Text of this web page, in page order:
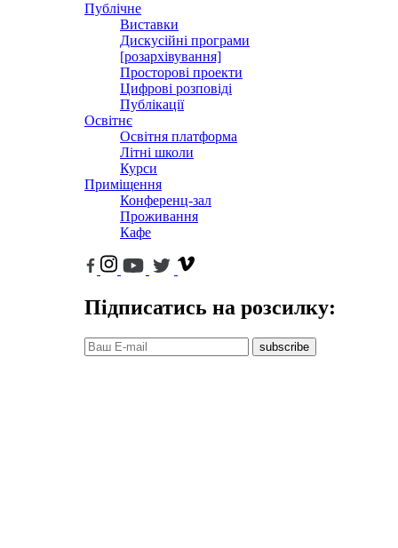
Публічне
Виставки
Дискусійні програми
[розархівування]
Просторові проекти
Цифрові розповіді
Публікації
Освітнє
Освітня платформа
Літні школи
Курси
Приміщення
Конференц-зал
Проживання
Кафе
Підписатись на розсилку:
subscribe